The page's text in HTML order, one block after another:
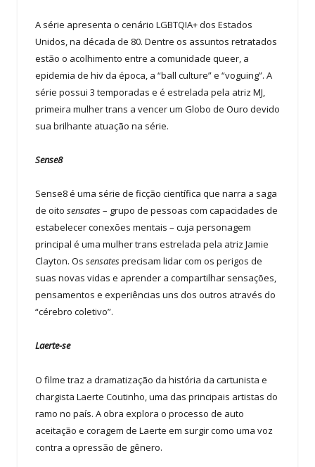
A série apresenta o cenário LGBTQIA+ dos Estados
Unidos, na década de 80. Dentre os assuntos retratados
estão o acolhimento entre a comunidade queer, a
epidemia de hiv da época, a “ball culture” e “voguing”. A
série possui 3 temporadas e é estrelada pela atriz MJ,
primeira mulher trans a vencer um Globo de Ouro devido
sua brilhante atuação na série.
Sense8
Sense8 é uma série de ficção científica que narra a saga
de oito sensates– grupo de pessoas com capacidades de
estabelecer conexões mentais – cuja personagem
principal é uma mulher trans estrelada pela atriz Jamie
Clayton. Os sensatesprecisam lidar com os perigos de
suas novas vidas e aprender a compartilhar sensações,
pensamentos e experiências uns dos outros através do
“cérebro coletivo”.
Laerte-se
O filme traz a dramatização da história da cartunista e
chargista Laerte Coutinho, uma das principais artistas do
ramo no país. A obra explora o processo de auto
aceitação e coragem de Laerte em surgir como uma voz
contra a opressão de gênero.